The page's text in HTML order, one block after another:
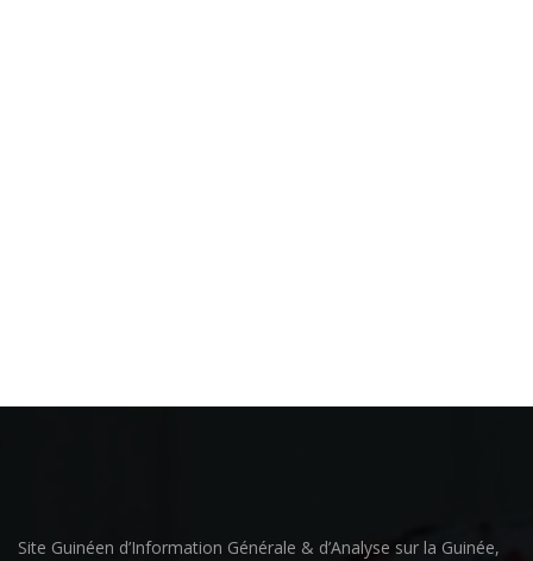
Site Guinéen d’Information Générale & d’Analyse sur la Guinée,